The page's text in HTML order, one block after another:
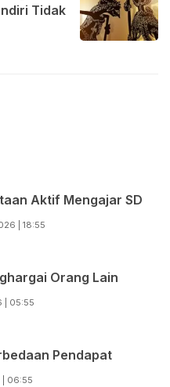
Tidak
Aktif Mengajar SD
| 18:55
Orang Lain
| 05:55
Pendapat
06:55